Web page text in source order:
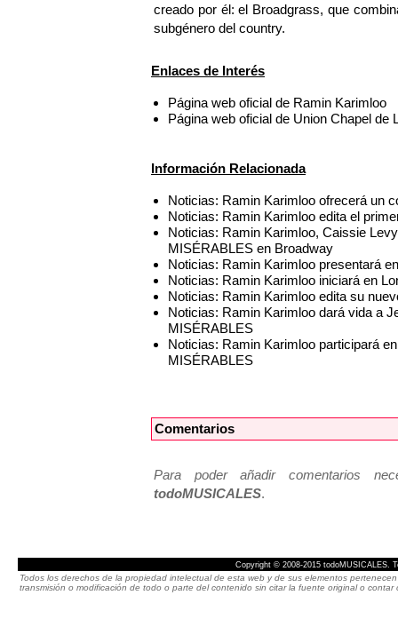
creado por él: el Broadgrass, que
subgénero del country.
Enlaces de Interés
Página web oficial de Ramin Karimloo
Página web oficial de Union Chapel de
Información Relacionada
Noticias: Ramin Karimloo ofrecerá un
Noticias: Ramin Karimloo edita el
Noticias: Ramin Karimloo, Caissie
MISÉRABLES en Broadway
Noticias: Ramin Karimloo presentará
Noticias: Ramin Karimloo iniciará en
Noticias: Ramin Karimloo edita su
Noticias: Ramin Karimloo dará vida a
MISÉRABLES
Noticias: Ramin Karimloo participará
MISÉRABLES
Comentarios
Para poder añadir comentarios
todoMUSICALES.
Copyright © 2008-2015 todoMUSICALES.
Todos los derechos de la propiedad intelectual de esta web y de sus elementos
transmisión o modificación de todo o parte del contenido sin citar la fuente original o